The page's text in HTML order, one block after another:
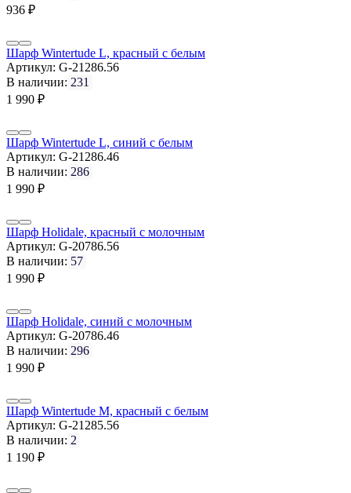
936 ₽
Шарф Wintertude L, красный с белым
Артикул: G-21286.56
В наличии: 231
1 990 ₽
Шарф Wintertude L, синий с белым
Артикул: G-21286.46
В наличии: 286
1 990 ₽
Шарф Holidale, красный с молочным
Артикул: G-20786.56
В наличии: 57
1 990 ₽
Шарф Holidale, синий с молочным
Артикул: G-20786.46
В наличии: 296
1 990 ₽
Шарф Wintertude M, красный с белым
Артикул: G-21285.56
В наличии: 2
1 190 ₽